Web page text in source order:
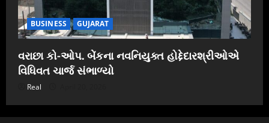
BUSINESS GUJARAT
વરાછા કો-ઓપ. બેંકના નવનિયુક્ત હોદ્દેદારશ્રીઓએ
વિધિવત ચાર્જ સંભાળ્યો
Real